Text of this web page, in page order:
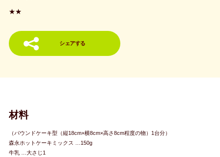
★★
シェアする
材料
（パウンドケーキ型（縦18cm×横8cm×高さ8cm程度の物）1台分）
森永ホットケーキミックス …150g
牛乳 …大さじ1